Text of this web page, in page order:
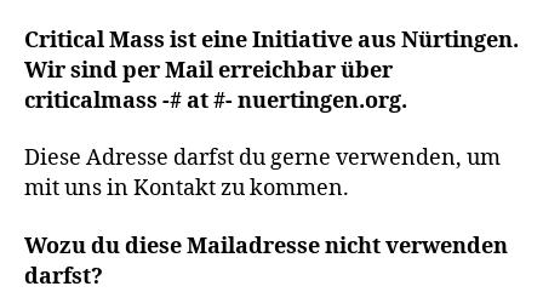
Critical Mass ist eine Initiative aus Nürtingen.
Wir sind per Mail erreichbar über
criticalmass -# at #- nuertingen.org.
Diese Adresse darfst du gerne verwenden, um
mit uns in Kontakt zu kommen.
Wozu du diese Mailadresse nicht verwenden
darfst?